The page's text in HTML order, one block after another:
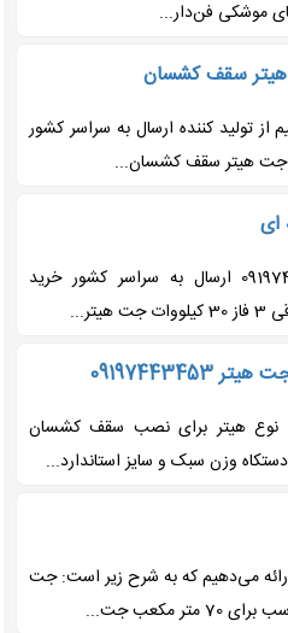
موشکی فن‌دار...
سقف کشسان
تولید کننده ارسال به سراسر کشور
هیتر سقف کشسان...
ای
گروه صنعتی تی تاک 09197443453 ارسال به سراسر کشور خرید
هیتر برای نصب سقف کشسان
وزن سبک و سایز استاندارد...
می‌دهیم که به شرح زیر است: جت